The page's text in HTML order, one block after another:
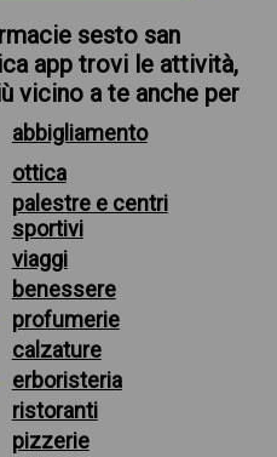
sesto san
app trovi le attività,
vicino a te anche per
abbigliamento
ottica
palestre e centri
sportivi
viaggi
benessere
profumerie
calzature
erboristeria
ristoranti
pizzerie